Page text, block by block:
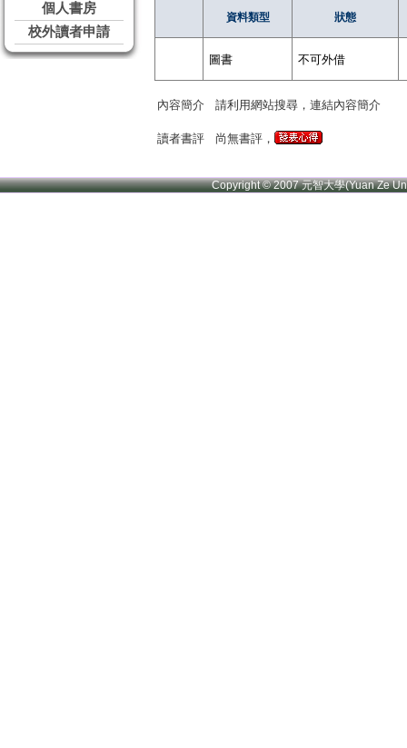
個人書房
校外讀者申請
資料類型 狀態
圖書 不可外借
內容簡介 請利用網站搜尋，連結內容簡介
讀者書評 尚無書評，
Copyright © 2007 元智大學(Yuan Ze